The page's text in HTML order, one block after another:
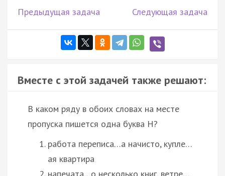
Предыдущая задача Следующая задача
Вместе с этой задачей также решают:
В каком ряду в обоих словах на месте
пропуска пишется одна буква Н?
работа переписа…а начисто, купле…
ая квартира
напечата…о несколько книг, ветре…